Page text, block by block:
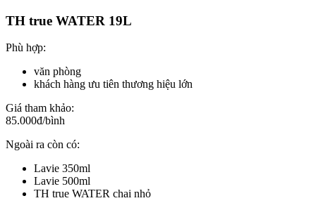
TH true WATER 19L
Phù hợp:
văn phòng
khách hàng ưu tiên thương hiệu lớn
Giá tham khảo:
85.000đ/bình
Ngoài ra còn có:
Lavie 350ml
Lavie 500ml
TH true WATER chai nhỏ